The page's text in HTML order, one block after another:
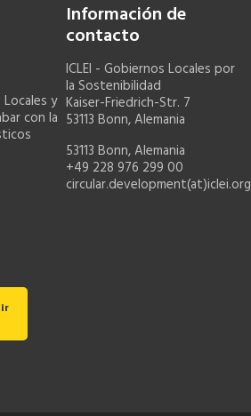
y
con la
Información de
contacto
ICLEI - Gobiernos Locales por
la Sostenibilidad
Kaiser-Friedrich-Str. 7
53113 Bonn, Alemania
53113 Bonn, Alemania
+49 228 976 299 00
circular.development(at)iclei.org